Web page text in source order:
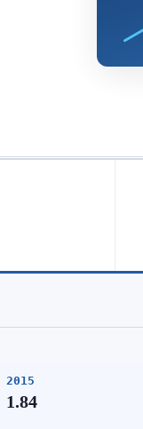
2015
1.84